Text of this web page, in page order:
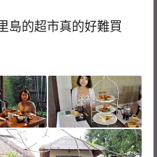
島的超市真的好難買